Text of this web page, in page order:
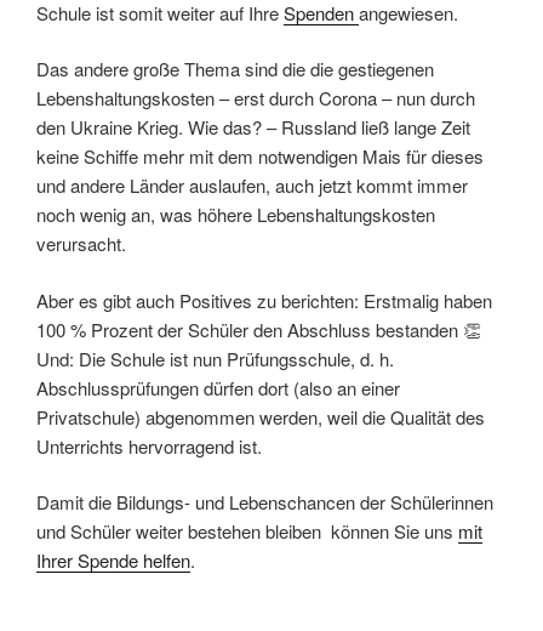
Schule ist somit weiter auf IhreSpendenangewiesen.
Das andere große Thema sind die die gestiegenen
Lebenshaltungskosten – erst durch Corona – nun durch
den Ukraine Krieg. Wie das? – Russland ließ lange Zeit
keine Schiffe mehr mit dem notwendigen Mais für dieses
und andere Länder auslaufen, auch jetzt kommt immer
noch wenig an, was höhere Lebenshaltungskosten
verursacht.
Aber es gibt auch Positives zu berichten: Erstmalig haben
100 % Prozent der Schüler den Abschluss bestanden 👏
Und: Die Schule ist nun Prüfungsschule, d. h.
Abschlussprüfungen dürfen dort (also an einer
Privatschule) abgenommen werden, weil die Qualität des
Unterrichts hervorragend ist.
Damit die Bildungs- und Lebenschancen der Schülerinnen
und Schüler weiter bestehen bleiben können Sie uns mit
Ihrer Spende helfen.